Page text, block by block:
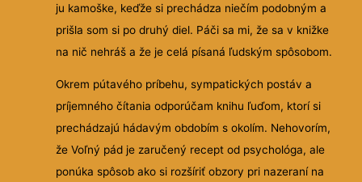
ju kamoške, keďže si prechádza niečím podobným a
prišla som si po druhý diel. Páči sa mi, že sa v knižke
na nič nehráš a že je celá písaná ľudským spôsobom.
Okrem pútavého príbehu, sympatických postáv a
príjemného čítania odporúčam knihu ľuďom, ktorí si
prechádzajú hádavým obdobím s okolím. Nehovorím,
že Voľný pád je zaručený recept od psychológa, ale
ponúka spôsob ako si rozšíriť obzory pri nazeraní na